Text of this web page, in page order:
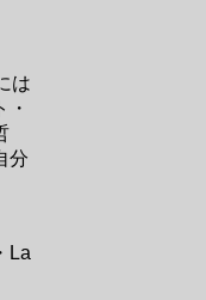
は
分
La